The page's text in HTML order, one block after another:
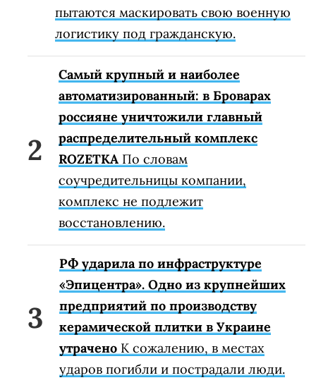
пытаются маскировать свою военную
логистику под гражданскую.
Самый крупный и наиболее
автоматизированный: в Броварах
россияне уничтожили главный
распределительный комплекс
ROZETKA По словам
соучредительницы компании,
комплекс не подлежит
восстановлению.
РФ ударила по инфраструктуре
«Эпицентра». Одно из крупнейших
предприятий по производству
керамической плитки в Украине
утрачено К сожалению, в местах
ударов погибли и пострадали люди.